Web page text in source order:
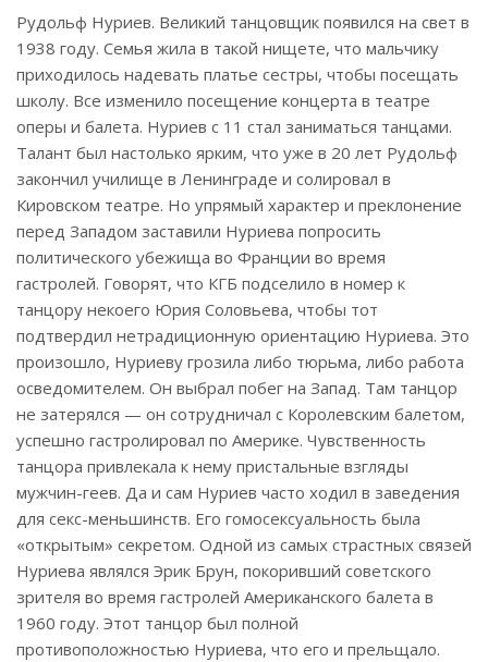
Рудольф Нуриев. Великий танцовщик появился на свет в
1938 году. Семья жила в такой нищете, что мальчику
приходилось надевать платье сестры, чтобы посещать
школу. Все изменило посещение концерта в театре
оперы и балета. Нуриев с 11 стал заниматься танцами.
Талант был настолько ярким, что уже в 20 лет Рудольф
закончил училище в Ленинграде и солировал в
Кировском театре. Но упрямый характер и преклонение
перед Западом заставили Нуриева попросить
политического убежища во Франции во время
гастролей. Говорят, что КГБ подселило в номер к
танцору некоего Юрия Соловьева, чтобы тот
подтвердил нетрадиционную ориентацию Нуриева. Это
произошло, Нуриеву грозила либо тюрьма, либо работа
осведомителем. Он выбрал побег на Запад. Там танцор
не затерялся — он сотрудничал с Королевским балетом,
успешно гастролировал по Америке. Чувственность
танцора привлекала к нему пристальные взгляды
мужчин-геев. Да и сам Нуриев часто ходил в заведения
для секс-меньшинств. Его гомосексуальность была
«открытым» секретом. Одной из самых страстных связей
Нуриева являлся Эрик Брун, покоривший советского
зрителя во время гастролей Американского балета в
1960 году. Этот танцор был полной
противоположностью Нуриева, что его и прельщало.